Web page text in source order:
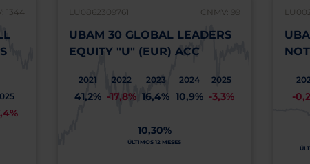
1344 LU0862309761 CNMV: 99
UBAM 30 GLOBAL LEADERS
EQUITY "U" (EUR) ACC
2021
41,2%
2022
-17,8%
2023
16,4%
2024
10,9%
2025
-3,3%
10,30%
ÚLTIMOS 12 MESES
-